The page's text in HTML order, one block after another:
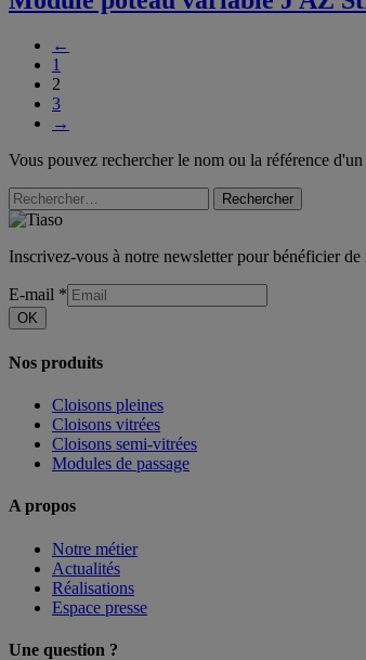
←
1
2
3
→
Vous pouvez rechercher le nom ou la référence
Rechercher
Inscrivez-vous à notre newsletter pour bénéficier de
E-mail *
OK
Nos produits
Cloisons pleines
Cloisons vitrées
Cloisons semi-vitrées
Modules de passage
A propos
Notre métier
Actualités
Réalisations
Espace presse
Une question ?